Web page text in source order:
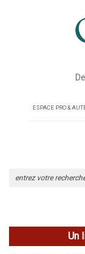
ESPACE PRO &
Un